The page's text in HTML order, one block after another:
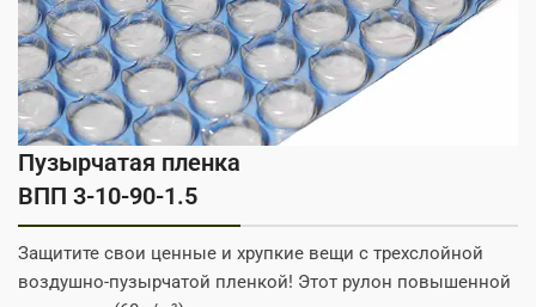
Пузырчатая пленка
ВПП 3-10-90-1.5
Защитите свои ценные и хрупкие вещи с трехслойной
воздушно-пузырчатой пленкой! Этот рулон повышенной